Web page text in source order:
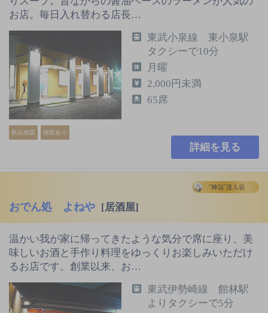
お店。毎日入れ替わる店長…
飲み放題 個室あり
東武小泉線 東小泉駅
タクシーで10分
月曜
2,000円未満
65席
詳細を見る
おでん処 よねや [居酒屋]
温かい我が家に帰ってきたような気分で席に座り、美
味しいお酒と手作り料理をゆっくりお楽しみいただけ
るお店です。創業以来、お…
東武伊勢崎線 館林駅
よりタクシーで5分